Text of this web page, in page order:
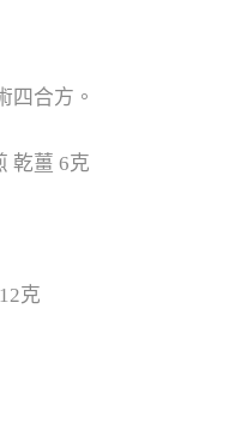
四合方。
乾薑 6克
克